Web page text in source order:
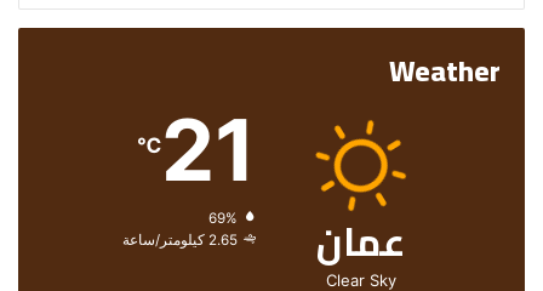
Weather
عمان
Clear Sky
21
℃
الرطوبة:
الرياح:2.65 كيلومتر/ساعة